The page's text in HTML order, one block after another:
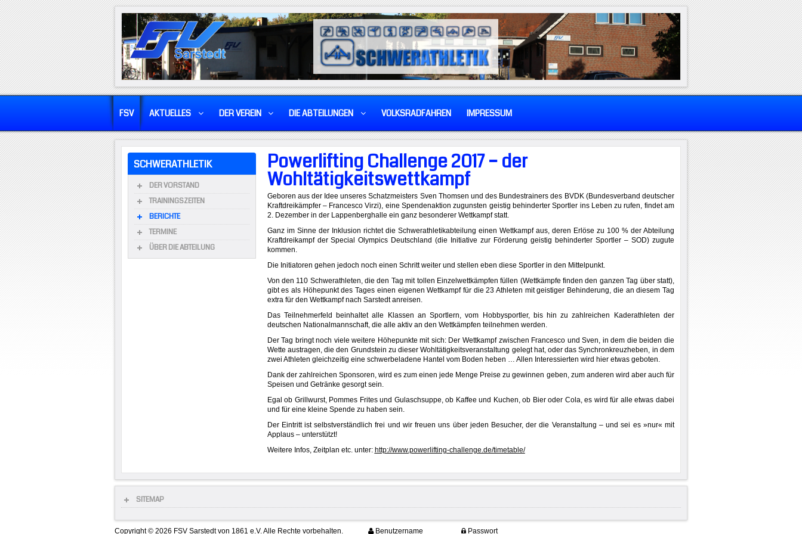
FSV AKTUELLES DER VEREIN DIE ABTEILUNGEN VOLKSRADFAHREN IMPRESSUM
SCHWERATHLETIK
DER VORSTAND
TRAININGSZEITEN
BERICHTE
TERMINE
ÜBER DIE ABTEILUNG
Powerlifting Challenge 2017 – der
Wohltätigkeitswettkampf
Geboren aus der Idee unseres Schatzmeisters Sven Thomsen und des Bundestrainers des BVDK (Bundesverband deutscher
Kraftdreikämpfer – Francesco Virzi), eine Spendenaktion zugunsten geistig behinderter Sportler ins Leben zu rufen, findet am
2. Dezember in der Lappenberghalle ein ganz besonderer Wettkampf statt.
Ganz im Sinne der Inklusion richtet die Schwerathletikabteilung einen Wettkampf aus, deren Erlöse zu 100 % der Abteilung
Kraftdreikampf der Special Olympics Deutschland (die Initiative zur Förderung geistig behinderter Sportler – SOD) zugute
kommen.
Die Initiatoren gehen jedoch noch einen Schritt weiter und stellen eben diese Sportler in den Mittelpunkt.
Von den 110 Schwerathleten, die den Tag mit tollen Einzelwettkämpfen füllen (Wettkämpfe finden den ganzen Tag über statt),
gibt es als Höhepunkt des Tages einen eigenen Wettkampf für die 23 Athleten mit geistiger Behinderung, die an diesem Tag
extra für den Wettkampf nach Sarstedt anreisen.
Das Teilnehmerfeld beinhaltet alle Klassen an Sportlern, vom Hobbysportler, bis hin zu zahlreichen Kaderathleten der
deutschen Nationalmannschaft, die alle aktiv an den Wettkämpfen teilnehmen werden.
Der Tag bringt noch viele weitere Höhepunkte mit sich: Der Wettkampf zwischen Francesco und Sven, in dem die beiden die
Wette austragen, die den Grundstein zu dieser Wohltätigkeitsveranstaltung gelegt hat, oder das Synchronkreuzheben, in dem
zwei Athleten gleichzeitig eine schwerbeladene Hantel vom Boden heben … Allen Interessierten wird hier etwas geboten.
Dank der zahlreichen Sponsoren, wird es zum einen jede Menge Preise zu gewinnen geben, zum anderen wird aber auch für
Speisen und Getränke gesorgt sein.
Egal ob Grillwurst, Pommes Frites und Gulaschsuppe, ob Kaffee und Kuchen, ob Bier oder Cola, es wird für alle etwas dabei
und für eine kleine Spende zu haben sein.
Der Eintritt ist selbstverständlich frei und wir freuen uns über jeden Besucher, der die Veranstaltung – und sei es »nur« mit
Applaus – unterstützt!
Weitere Infos, Zeitplan etc. unter: http://www.powerlifting-challenge.de/timetable/
SITEMAP
Copyright © 2026 FSV Sarstedt von 1861 e.V. Alle Rechte vorbehalten. Benutzername Passwort